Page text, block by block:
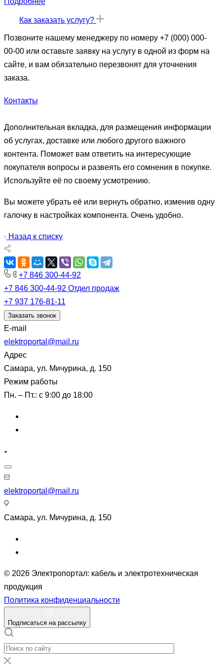
Как заказать услугу?
Позвоните нашему менеджеру по номеру +7 (000) 000-
00-00 или оставьте заявку на услугу в одной из форм на
сайте, и вам обязательно перезвонят для уточнения
заказа.
Контакты
Дополнительная вкладка, для размещения информации
об услугах, доставке или любого другого важного
контента. Поможет вам ответить на интересующие
покупателя вопросы и развеять его сомнения в покупке.
Используйте её по своему усмотрению.
Вы можете убрать её или вернуть обратно, изменив одну
галочку в настройках компонента. Очень удобно.
Назад к списку
+7 846 300-44-92
+7 846 300-44-92 Отдел продаж
+7 937 176-81-11
Заказать звонок
E-mail
elektroportal@mail.ru
Адрес
Самара, ул. Мичурина, д. 150
Режим работы
Пн. – Пт.: с 9:00 до 18:00
elektroportal@mail.ru
Самара, ул. Мичурина, д. 150
© 2026 Электропортал: кабель и электротехническая
продукция
Политика конфиденциальности
Подписаться на рассылку